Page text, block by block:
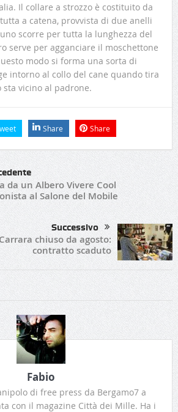
Il collare a strozzo è costituito da
a catena, provvista di due anelli
scorre per tutta la lunghezza del
serve per agganciare il moschettone
modo si forma una sorta di
intorno al collo del cane quando tira
vicino al padrone.
Share Share
da un Albero Vivere Cool
al Salone del Mobile
Successivo
chiuso da agosto:
contratto scaduto
Fabio
di free press da Bergamo7 a
con il magazine Città dei Mille. Ha i